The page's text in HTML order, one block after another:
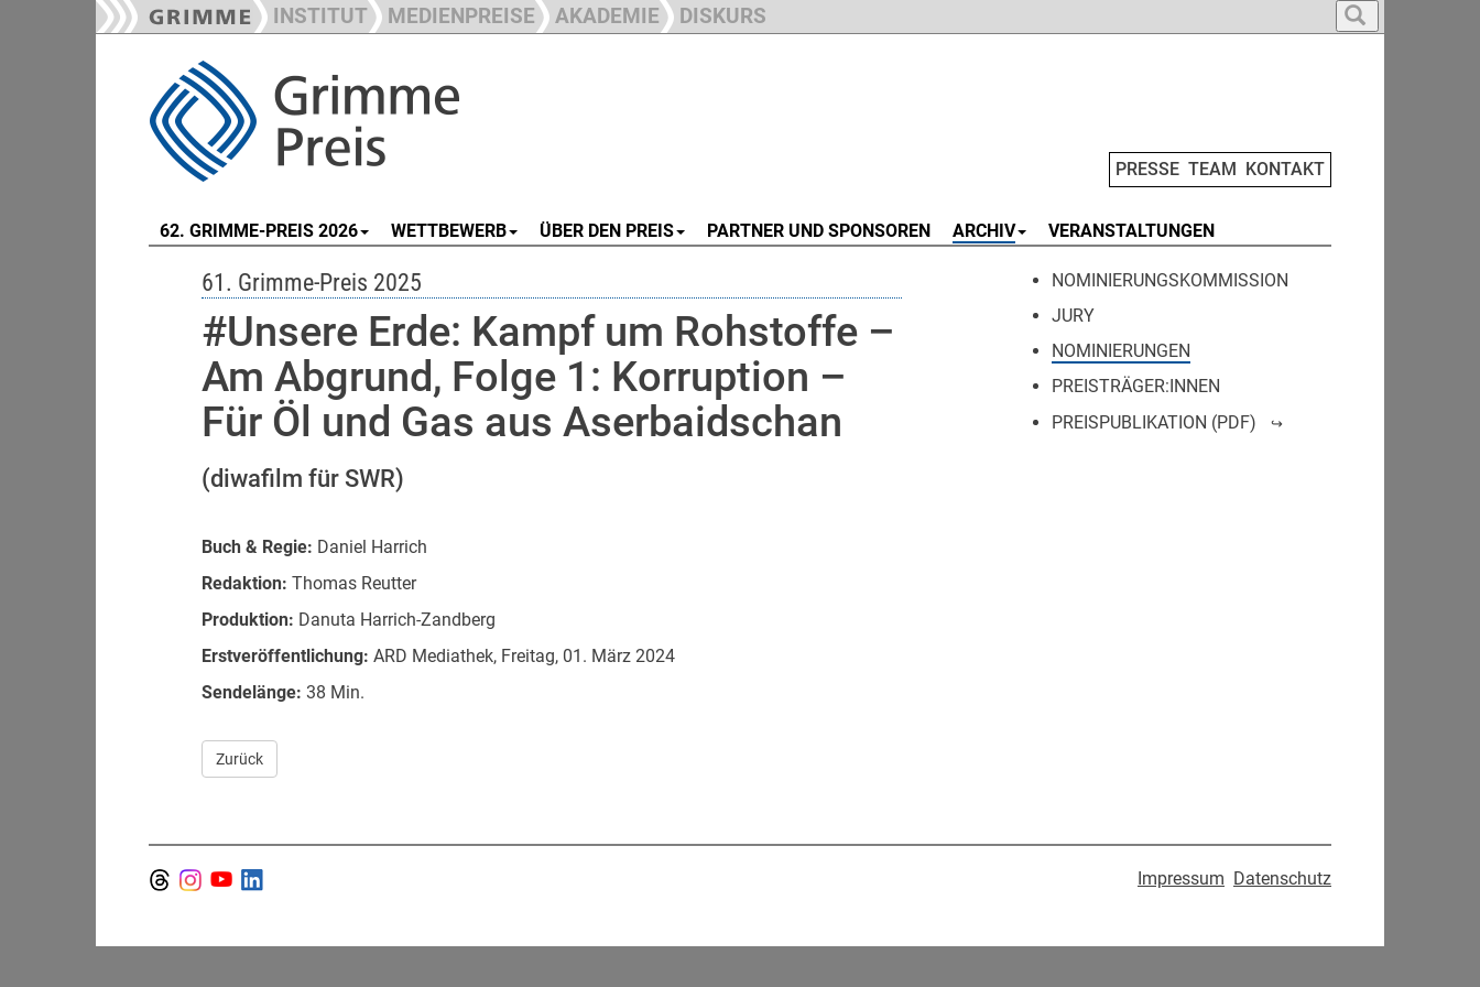
INSTITUT MEDIENPREISE AKADEMIE DISKURS
PRESSE TEAM KONTAKT
62. GRIMME-PREIS 2026 WETTBEWERB ÜBER DEN PREIS PARTNER UND SPONSOREN ARCHIV VERANSTALTUNGEN
61. Grimme-Preis 2025
#Unsere Erde: Kampf um Rohstoffe –
Am Abgrund, Folge 1: Korruption –
Für Öl und Gas aus Aserbaidschan
(diwafilm für SWR)
Buch & Regie: Daniel Harrich
Redaktion: Thomas Reutter
Produktion: Danuta Harrich-Zandberg
Erstveröffentlichung: ARD Mediathek, Freitag, 01. März 2024
Sendelänge: 38 Min.
Zurück
NOMINIERUNGSKOMMISSION
JURY
NOMINIERUNGEN
PREISTRÄGER:INNEN
PREISPUBLIKATION (PDF)
Impressum Datenschutz